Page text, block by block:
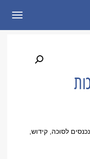
לסוכה, קידוש,